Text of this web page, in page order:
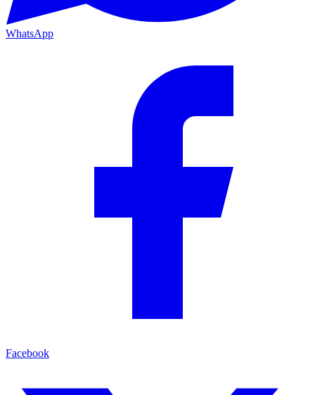
WhatsApp
Facebook